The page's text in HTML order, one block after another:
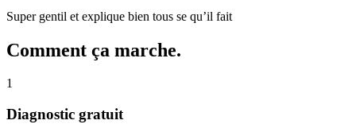
Super gentil et explique bien tous se qu’il fait
Comment ça marche.
1
Diagnostic gratuit